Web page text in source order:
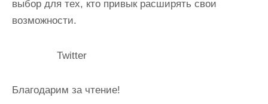
выбор для тех, кто привык расширять свои
возможности.
Twitter
Благодарим за чтение!